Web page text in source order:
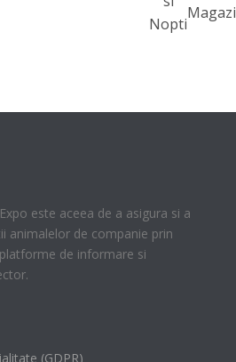
este aceea de a asigura si a
animalelor de companie prin
de informare si
(GDPR)